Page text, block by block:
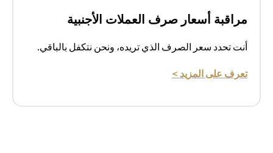
مراقبة أسعار صرف العملات الأجنبية
أنت تحدد سعر الصرف الذي تريده، ونحن نتكفل بالباقي.
تعرف على المزيد >